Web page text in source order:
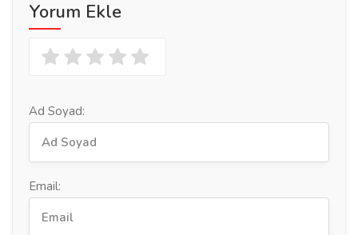
Yorum Ekle
Ad Soyad:
Email: